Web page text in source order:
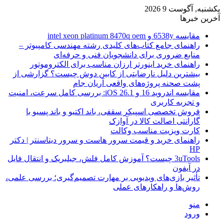
یکشنبه, آگوست 9 2026
آخرین خبرها
مقایسه 6538y و intel xeon platinum 8470q oem
راهنمای جامع کتاب‌های کلیدی رشته مهندسی کامپیوتر –
منابع ضروری برای دانشجویان فنی و حرفه‌ای
راهنمای خرید اینورتر ارزان مناسب برای الکتروموتور
بیشترین دلیل نارضایتی از کابین دوش چیست؟ گزارشی از
پشت صحنه پروژه‌های واقعی آریان جام
مقایسه اندروید 16 و iOS 26.1: بررسی کامل سرعت، امنیت
و تجربه کاربری
فروش تخصصی اسپیکر سقفی، باند اکتیو و باند پسیو با
گارانتی اصالت کالا در آوازک
کارت ویزیت مناسب وکالت
راهنمای خرید و قیمت سرور هاست و سرور دیتاسنتر | دکتر
HP
3uTools چیست؟ آموزش کامل فلش، جیلبریک و انتقال فایل
در آیفون
تأثیر بازی‌های ویدیویی بر مهارت تصمیم‌گیری؛ بررسی علمی،
روش‌ها و راهکارهای عملی
منو
ورود